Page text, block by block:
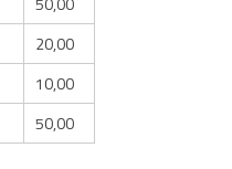
20,00
10,00
50,00